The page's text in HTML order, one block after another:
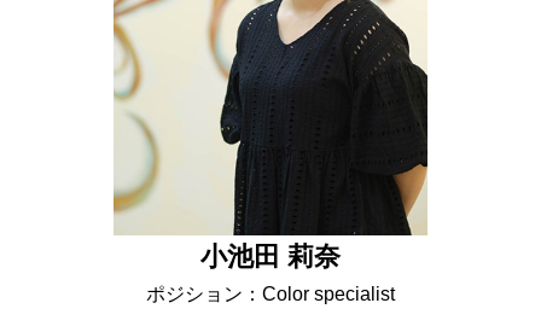
小池田 莉奈
ポジション：Color specialist